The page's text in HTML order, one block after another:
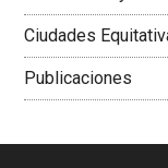
Ciudades
Publicaciones